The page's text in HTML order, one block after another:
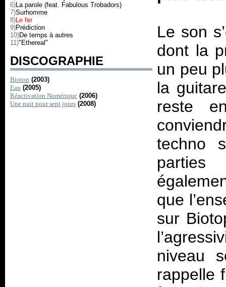
6)La parole (feat. Fabulous Trobadors)
7)Surhomme
8)Le fer
9)Prédiction
10)De temps à autres
11)"Ethereal"
DISCOGRAPHIE
Biotop (2003)
Eau (2005)
Réactivation Numérique (2006)
Une nuit pour sept jours (2008)
Le son
dont la
un peu
la
reste
techno
parties
que
sur
niveau
rappelle